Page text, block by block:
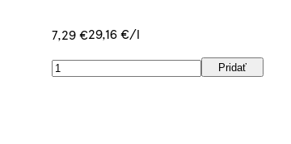
7,29 €29,16 €/l
Pridať